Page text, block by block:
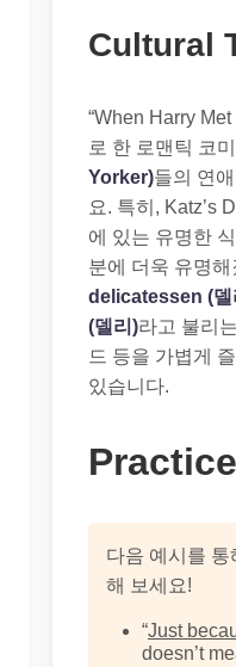
Cultural
“When Harry
로 한 로맨틱 코
Yorker)들의 연
요. 특히, Katz’s
에 있는 유명한
분에 더욱 유명
delicatessen (델
(델리)라고 불리
드 등을 가볍게
있습니다.
다음 예시를
해 보세요!
“Just
doesn’t